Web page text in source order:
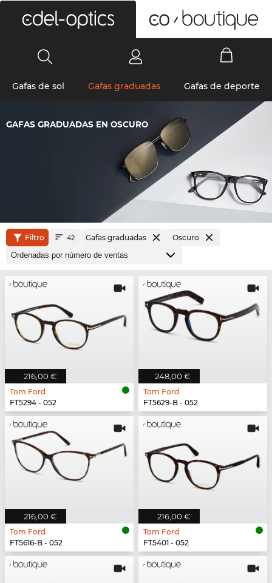
Gafas de sol Gafas graduadas Gafas de deporte
GAFAS GRADUADAS EN OSCURO
Filtro 42 Gafas graduadas Oscuro
216,00 €
Tom Ford
FT5294 - 052
248,00 €
Tom Ford
FT5629-B - 052
216,00 €
Tom Ford
FT5616-B - 052
216,00 €
Tom Ford
FT5401 - 052